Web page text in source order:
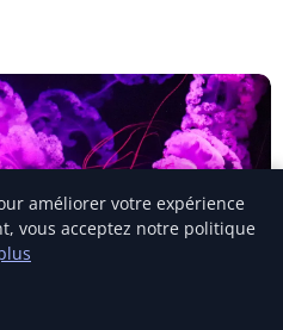
améliorer votre expérience
vous acceptez notre politique